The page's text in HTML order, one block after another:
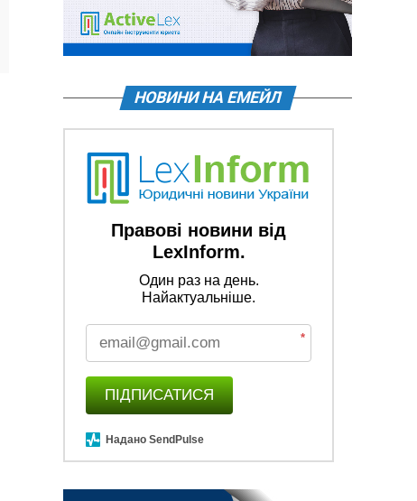
НОВИНИ НА ЕМЕЙЛ
Правові новини від
LexInform.
Один раз на день.
Найактуальніше.
*
ПІДПИСАТИСЯ
Надано SendPulse